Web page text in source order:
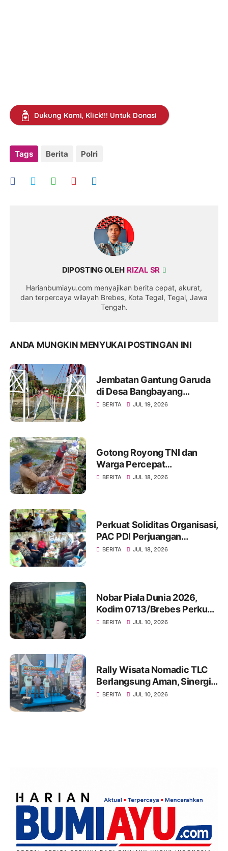
Dukung Kami, Klick!!! Untuk Donasi
Tags Berita Polri
DIPOSTING OLEH RIZAL SR
Harianbumiayu.com menyajikan berita cepat, akurat,
dan terpercaya wilayah Brebes, Kota Tegal, Tegal, Jawa
Tengah.
ANDA MUNGKIN MENYUKAI POSTINGAN INI
Jembatan Gantung Garuda
di Desa Bangbayang
Rampung Dibangun, Simbol
BERITA JUL 19, 2026
Gotong Royong TNI dan
Warga Percepat
Pembangunan Jembatan
BERITA JUL 18, 2026
Perkuat Soliditas Organisasi,
PAC PDI Perjuangan
Bumiayu Gelar Silaturahmi
BERITA JUL 18, 2026
Nobar Piala Dunia 2026,
Kodim 0713/Brebes Perkuat
Kemanunggalan TNI-Rakyat
BERITA JUL 10, 2026
Rally Wisata Nomadic TLC
Berlangsung Aman, Sinergi
Polres Brebes dan Instansi
BERITA JUL 10, 2026